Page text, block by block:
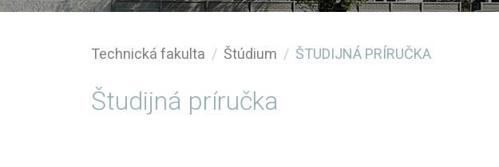
Technická fakulta Štúdium ŠTUDIJNÁ PRÍRUČKA
Študijná príručka